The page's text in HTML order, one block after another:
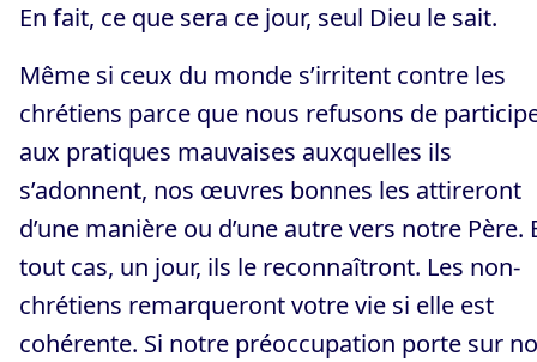
En fait, ce que sera ce jour, seul Dieu le sait.
Même si ceux du monde s’irritent contre les
chrétiens parce que nous refusons de
aux pratiques mauvaises auxquelles ils
s’adonnent, nos œuvres bonnes les attireront
d’une manière ou d’une autre vers notre Père.
tout cas, un jour, ils le reconnaîtront. Les non-
chrétiens remarqueront votre vie si elle est
cohérente. Si notre préoccupation porte sur